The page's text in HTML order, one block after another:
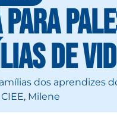
para
de
dos aprendizes
Milene